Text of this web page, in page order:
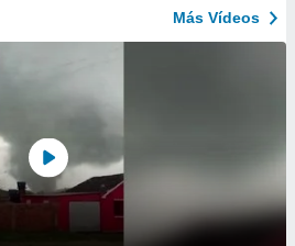
Más Vídeos